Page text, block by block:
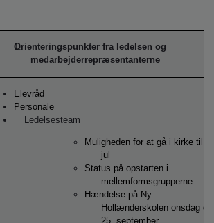
Orienteringspunkter fra ledelsen og
medarbejderrepræsentanterne
Elevråd
Personale
Ledelsesteam
Muligheden for at gå i kirke til
jul
Status på opstarten i
mellemformsgrupperne
Hændelse på Ny
Hollænderskolen onsdag d.
25. september